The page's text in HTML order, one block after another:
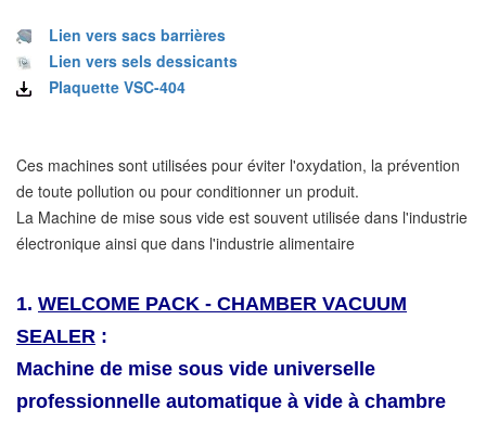
Lien vers sacs barrières
Lien vers sels dessicants
Plaquette VSC-404
Ces machines sont utilisées pour éviter l'oxydation, la prévention
de toute pollution ou pour conditionner un produit.
La Machine de mise sous vide est souvent utilisée dans l'industrie
électronique ainsi que dans l'industrie alimentaire
1. WELCOME PACK - CHAMBER VACUUM
SEALER :
Machine de mise sous vide universelle
professionnelle automatique à vide à chambre